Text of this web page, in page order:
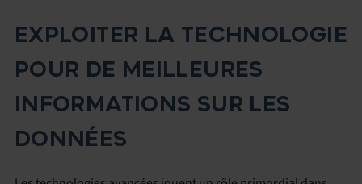
EXPLOITER LA TECHNOLOGIE
POUR DE MEILLEURES
INFORMATIONS SUR LES
DONNÉES